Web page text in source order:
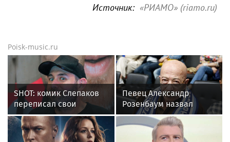
Источник: «РИАМО» (riamo.ru)
Poisk-music.ru
SHOT: комик Слепаков
переписал свои
квартиры в РФ на
родителей после
переезда
Певец Александр
Розенбаум назвал
Любовь Орлову
настоящей звездой